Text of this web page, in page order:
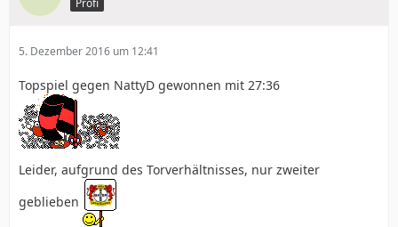
Profi
5. Dezember 2016 um 12:41
Topspiel gegen NattyD gewonnen mit 27:36
Leider, aufgrund des Torverhältnisses, nur zweiter
geblieben